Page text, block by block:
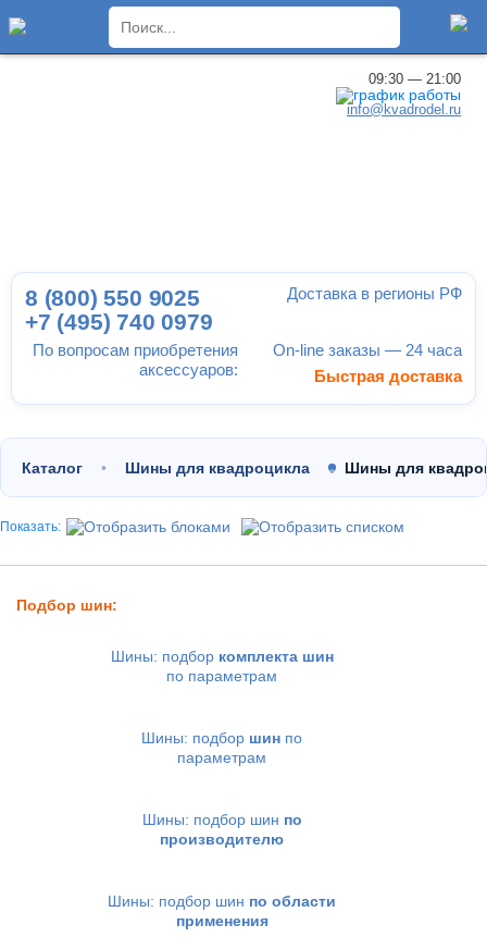
09:30 — 21:00
info@kvadrodel.ru
По вопросам приобретения
аксессуаров:
8 (800) 550 9025
+7 (495) 740 0979
Доставка в регионы РФ
On-line заказы — 24 часа
Быстрая доставка
Каталог Шины для квадроцикла Шины для
Показать:
Подбор шин:
Шины: подбор комплекта шин
по параметрам
Шины: подбор шин по
параметрам
Шины: подбор шин по
производителю
Шины: подбор шин по области
применения
×